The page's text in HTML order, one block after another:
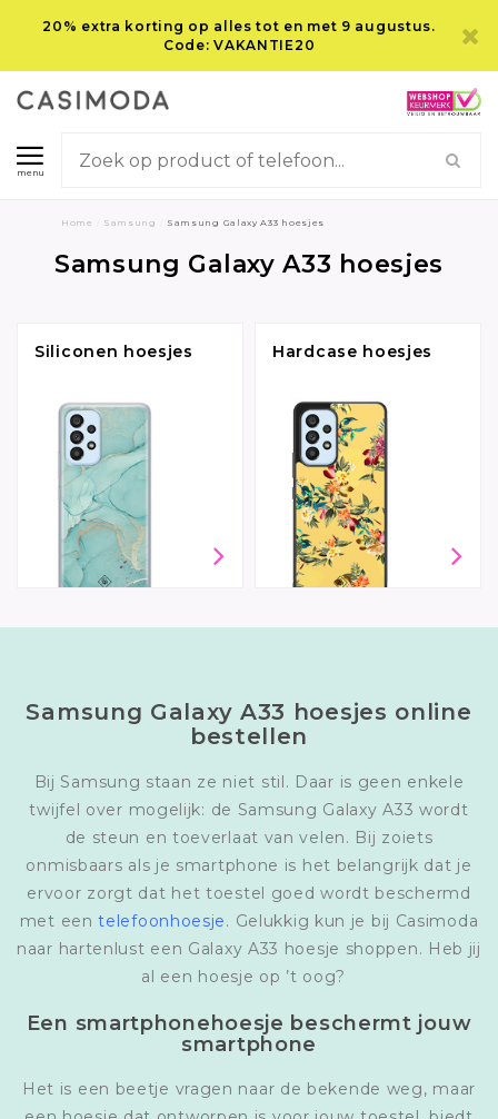
20% extra korting op alles tot en met 9 augustus.
Code: VAKANTIE20
menu
Home Samsung Samsung Galaxy A33 hoesjes
Samsung Galaxy A33 hoesjes
Siliconen hoesjes Hardcase hoesjes
Samsung Galaxy A33 hoesjes online
bestellen
Bij Samsung staan ze niet stil. Daar is geen enkele
twijfel over mogelijk: de Samsung Galaxy A33 wordt
de steun en toeverlaat van velen. Bij zoiets
onmisbaars als je smartphone is het belangrijk dat je
ervoor zorgt dat het toestel goed wordt beschermd
met eentelefoonhoesje. Gelukkig kun je bij Casimoda
naar hartenlust een Galaxy A33 hoesje shoppen. Heb jij
al een hoesje op ’t oog?
Een smartphonehoesje beschermt jouw
smartphone
Het is een beetje vragen naar de bekende weg, maar